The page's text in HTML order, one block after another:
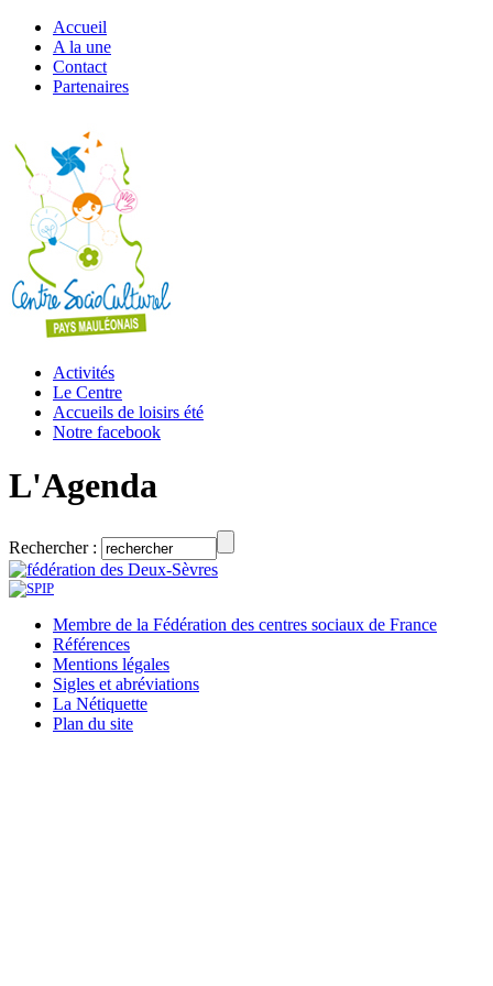
Accueil
A la une
Contact
Partenaires
Activités
Le Centre
Accueils de loisirs été
Notre facebook
L'Agenda
Rechercher :
Membre de la Fédération des centres sociaux de France
Références
Mentions légales
Sigles et abréviations
La Nétiquette
Plan du site